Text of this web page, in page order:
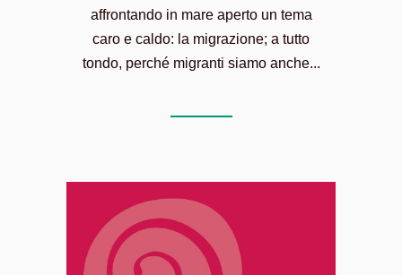
affrontando in mare aperto un tema
caro e caldo: la migrazione; a tutto
tondo, perché migranti siamo anche...